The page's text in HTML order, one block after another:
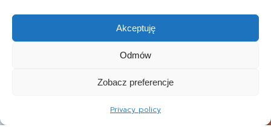
Akceptuję
Odmów
Zobacz preferencje
Privacy policy